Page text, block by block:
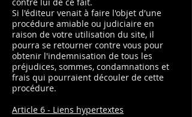
Si l'éditeur venait à faire l'objet d'une
procédure amiable ou judiciaire en
raison de votre utilisation du site, il
pourra se retourner contre vous pour
obtenir l'indemnisation de tous les
préjudices, sommes, condamnations et
frais qui pourraient découler de cette
procédure.
Article 6 - Liens hypertextes